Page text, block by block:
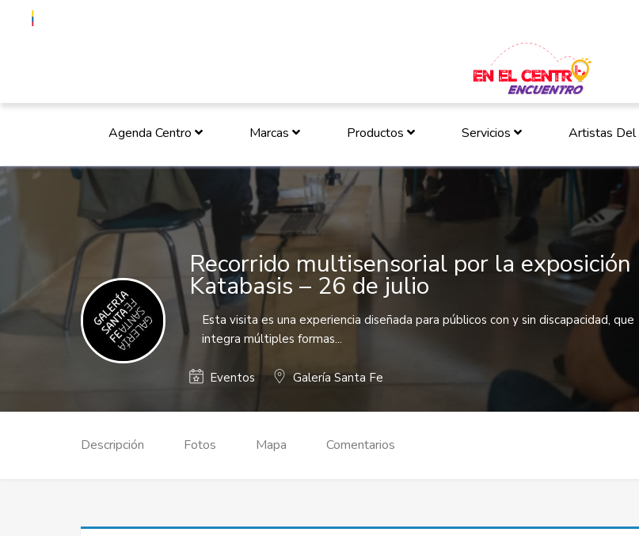
Agenda Centro Marcas Productos Servicios Artistas Del
Recorrido multisensorial por la exposición
Katabasis – 26 de julio
Esta visita es una experiencia diseñada para públicos con y sin discapacidad, que
integra múltiples formas...
Eventos Galería Santa Fe
Descripción Fotos Mapa Comentarios